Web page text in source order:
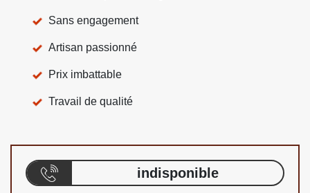
Sans engagement
Artisan passionné
Prix imbattable
Travail de qualité
indisponible